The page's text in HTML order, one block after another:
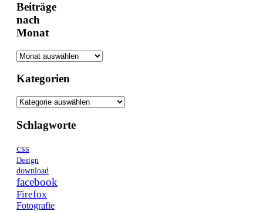
Beiträge
nach
Monat
Kategorien
Kategorien
Schlagworte
css
Design
download
facebook
Firefox
Fotografie